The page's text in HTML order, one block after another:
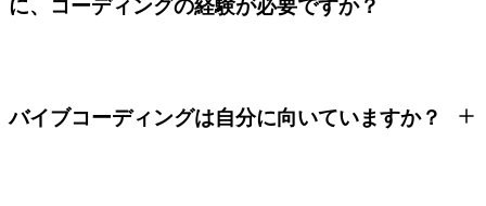
に、コーディングの経験が必要ですか？
バイブコーディングは自分に向いていますか？